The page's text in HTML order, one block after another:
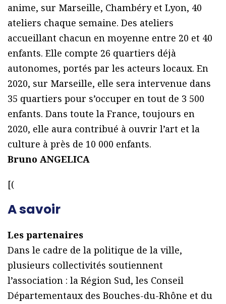
anime, sur Marseille, Chambéry et Lyon, 40
ateliers chaque semaine. Des ateliers
accueillant chacun en moyenne entre 20 et 40
enfants. Elle compte 26 quartiers déjà
autonomes, portés par les acteurs locaux. En
2020, sur Marseille, elle sera intervenue dans
35 quartiers pour s’occuper en tout de 3 500
enfants. Dans toute la France, toujours en
2020, elle aura contribué à ouvrir l’art et la
culture à près de 10 000 enfants.
Bruno ANGELICA
[(
A savoir
Les partenaires
Dans le cadre de la politique de la ville,
plusieurs collectivités soutiennent
l’association : la Région Sud, les Conseil
Départementaux des Bouches-du-Rhône et du